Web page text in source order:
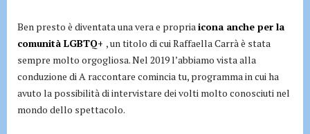
Ben presto è diventata una vera e propriaicona anche per la
comunità LGBTQ+ , un titolo di cui Raffaella Carrà è stata
sempre molto orgogliosa. Nel 2019 l’abbiamo vista alla
conduzione di A raccontare comincia tu, programma in cui ha
avuto la possibilità di intervistare dei volti molto conosciuti nel
mondo dello spettacolo.